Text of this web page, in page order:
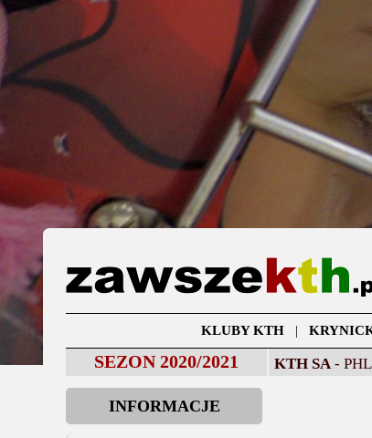
KLUBY KTH|
SEZON 2020/2021 KTH SA -
INFORMACJE